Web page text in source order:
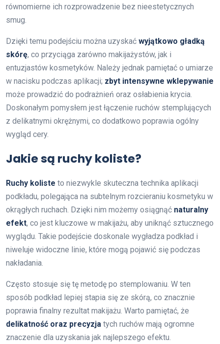
równomierne ich rozprowadzenie bez nieestetycznych
smug.
Dzięki temu podejściu można uzyskać wyjątkowo gładką
skórę, co przyciąga zarówno makijażystów, jak i
entuzjastów kosmetyków. Należy jednak pamiętać o umiarze
w nacisku podczas aplikacji; zbyt intensywne wklepywanie
może prowadzić do podrażnień oraz osłabienia krycia.
Doskonałym pomysłem jest łączenie ruchów stemplujących
z delikatnymi okrężnymi, co dodatkowo poprawia ogólny
wygląd cery.
Jakie są ruchy koliste?
Ruchy koliste to niezwykle skuteczna technika aplikacji
podkładu, polegająca na subtelnym rozcieraniu kosmetyku w
okrągłych ruchach. Dzięki nim możemy osiągnąć naturalny
efekt, co jest kluczowe w makijażu, aby uniknąć sztucznego
wyglądu. Takie podejście doskonale wygładza podkład i
niweluje widoczne linie, które mogą pojawić się podczas
nakładania.
Często stosuje się tę metodę po stemplowaniu. W ten
sposób podkład lepiej stapia się ze skórą, co znacznie
poprawia finalny rezultat makijażu. Warto pamiętać, że
delikatność oraz precyzja tych ruchów mają ogromne
znaczenie dla uzyskania jak najlepszego efektu.